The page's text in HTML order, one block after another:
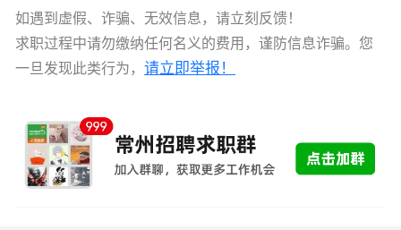
如遇到虚假、诈骗、无效信息，请立刻反馈！
求职过程中请勿缴纳任何名义的费用，谨防信息诈骗。您
一旦发现此类行为， 请立即举报！